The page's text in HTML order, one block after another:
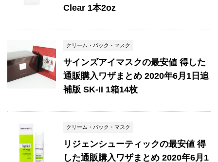
Clear 1本2oz
クリーム・パック・マスク
サインズアイマスクの最安値 得した
通販購入ワザまとめ 2020年6月1日追
補版 SK-II 1箱14枚
クリーム・パック・マスク
リジェンシューティックの最安値 得
した通販購入ワザまとめ 2020年6月1